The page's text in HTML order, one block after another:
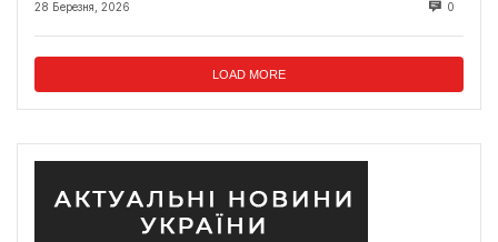
28 Березня, 2026 0
LOAD MORE